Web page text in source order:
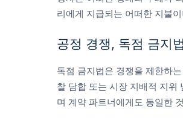
리에게 지급되는 어떠한 지불
공정 경쟁, 독점 금지
독점 금지법은 경쟁을 제한하
찰 담합 또는 시장 지배적 지
며 계약 파트너에게도 동일한